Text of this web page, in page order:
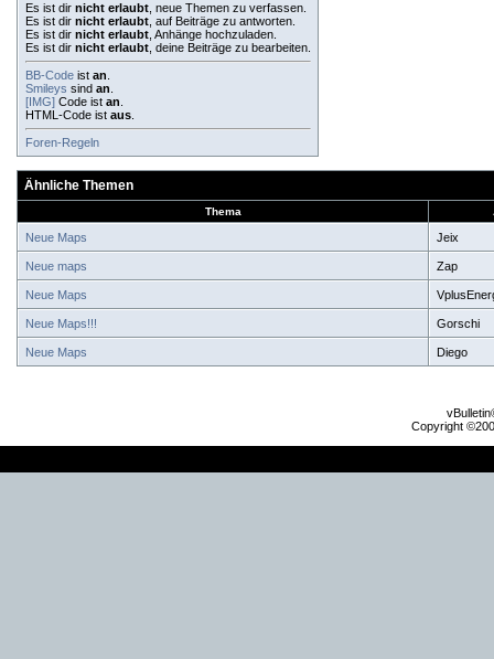
Es ist dir nicht erlaubt , neue Themen zu verfassen.
Es ist dir nicht erlaubt , auf Beiträge zu antworten.
Es ist dir nicht erlaubt , Anhänge hochzuladen.
Es ist dir nicht erlaubt , deine Beiträge zu bearbeiten.
BB-Code ist an
Smileys sind an
[IMG] Code ist an
HTML-Code ist aus
Foren-Regeln
Ähnliche Themen
Thema
Neue Maps Jeix
Neue maps Zap
Neue Maps
Neue Maps!!! Gorschi
Neue Maps Diego
Copyright